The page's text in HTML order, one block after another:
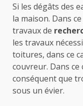
Si les dégâts des
la maison. Dans
travaux de
les travaux
toitures, dans ce
couvreur. Dans
conséquent que
sous un évier.